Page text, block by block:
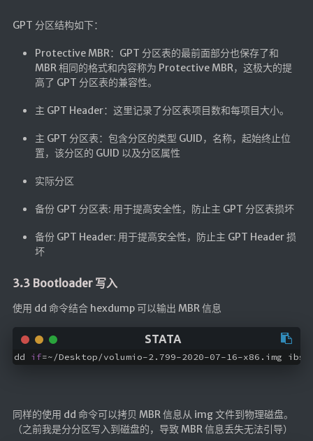
GPT 分区结构如下：
Protective MBR：GPT 分区表的最前面部分也保存了和
MBR 相同的格式和内容称为 Protective MBR，这极大的提
高了 GPT 分区表的兼容性。
主 GPT Header：这里记录了分区表项目数和每项目大小。
主 GPT 分区表：包含分区的类型 GUID，名称，起始终止位
置，该分区的 GUID 以及分区属性
实际分区
备份 GPT 分区表: 用于提高安全性，防止主 GPT 分区表损坏
备份 GPT Header: 用于提高安全性，防止主 GPT Header 损
坏
3.3 Bootloader 写入
使用 dd 命令结合 hexdump 可以输出 MBR 信息
dd if=~/Desktop/volumio-2.799-2020-07-16-x86.img
同样的使用 dd 命令可以拷贝 MBR 信息从 img 文件到物理磁盘。
（之前我是分分区写入到磁盘的，导致 MBR 信息丢失无法引导）